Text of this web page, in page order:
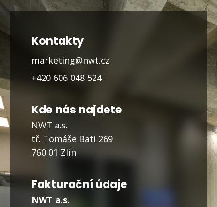
Kontakty
marketing@nwt.cz
+420 606 048 524
Kde nás najdete
NWT a.s.
tř. Tomáše Bati 269
760 01 Zlín
Fakturační údaje
NWT a.s.